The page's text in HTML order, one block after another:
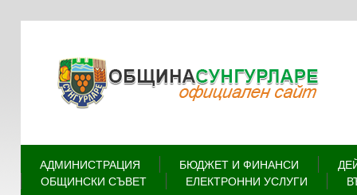
АДМИНИСТРАЦИЯ БЮДЖЕТ И ФИНАНСИ
ОБЩИНСКИ СЪВЕТ
ЕЛЕКТРОННИ УСЛУГИ